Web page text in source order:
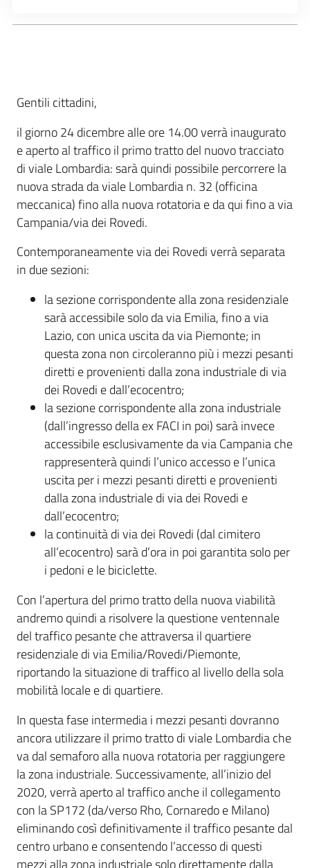
Gentili cittadini,
il giorno 24 dicembre alle ore 14.00 verrà inaugurato
e aperto al traffico il primo tratto del nuovo tracciato
di viale Lombardia: sarà quindi possibile percorrere la
nuova strada da viale Lombardia n. 32 (officina
meccanica) fino alla nuova rotatoria e da qui fino a via
Campania/via dei Rovedi.
Contemporaneamente via dei Rovedi verrà separata
in due sezioni:
la sezione corrispondente alla zona residenziale
sarà accessibile solo da via Emilia, fino a via
Lazio, con unica uscita da via Piemonte; in
questa zona non circoleranno più i mezzi pesanti
diretti e provenienti dalla zona industriale di via
dei Rovedi e dall’ecocentro;
la sezione corrispondente alla zona industriale
(dall’ingresso della ex FACI in poi) sarà invece
accessibile esclusivamente da via Campania che
rappresenterà quindi l’unico accesso e l’unica
uscita per i mezzi pesanti diretti e provenienti
dalla zona industriale di via dei Rovedi e
dall’ecocentro;
la continuità di via dei Rovedi (dal cimitero
all’ecocentro) sarà d’ora in poi garantita solo per
i pedoni e le biciclette.
Con l’apertura del primo tratto della nuova viabilità
andremo quindi a risolvere la questione ventennale
del traffico pesante che attraversa il quartiere
residenziale di via Emilia/Rovedi/Piemonte,
riportando la situazione di traffico al livello della sola
mobilità locale e di quartiere.
In questa fase intermedia i mezzi pesanti dovranno
ancora utilizzare il primo tratto di viale Lombardia che
va dal semaforo alla nuova rotatoria per raggiungere
la zona industriale. Successivamente, all’inizio del
2020, verrà aperto al traffico anche il collegamento
con la SP172 (da/verso Rho, Cornaredo e Milano)
eliminando così definitivamente il traffico pesante dal
centro urbano e consentendo l’accesso di questi
mezzi alla zona industriale solo direttamente dalla